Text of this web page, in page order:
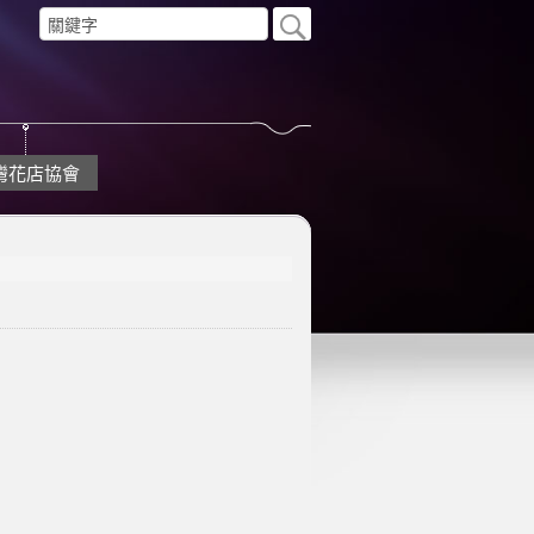
花店協會